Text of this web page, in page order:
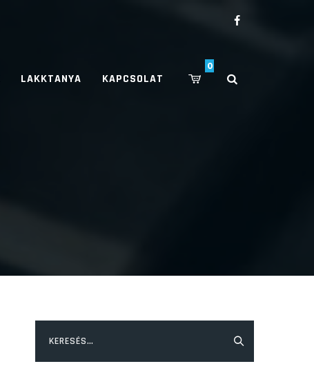
0
LAKKTANYA KAPCSOLAT